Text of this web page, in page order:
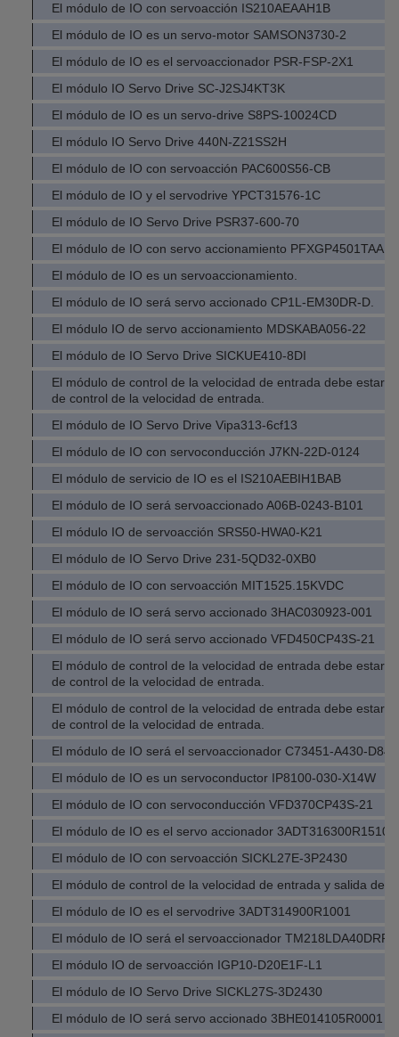
El módulo de IO con servoacción IS210AEAAH1B
El módulo de IO es un servo-motor SAMSON3730-2
El módulo de IO es el servoaccionador PSR-FSP-2X1
El módulo IO Servo Drive SC-J2SJ4KT3K
El módulo de IO es un servo-drive S8PS-10024CD
El módulo IO Servo Drive 440N-Z21SS2H
El módulo de IO con servoacción PAC600S56-CB
El módulo de IO y el servodrive YPCT31576-1C
El módulo de IO Servo Drive PSR37-600-70
El módulo de IO con servo accionamiento PFXGP4501TAA
El módulo de IO es un servoaccionamiento.
El módulo de IO será servo accionado CP1L-EM30DR-D.
El módulo IO de servo accionamiento MDSKABA056-22
El módulo de IO Servo Drive SICKUE410-8DI
El módulo de control de la velocidad de entrada debe estar
de control de la velocidad de entrada.
El módulo de IO Servo Drive Vipa313-6cf13
El módulo de IO con servoconducción J7KN-22D-0124
El módulo de servicio de IO es el IS210AEBIH1BAB
El módulo de IO será servoaccionado A06B-0243-B101
El módulo IO de servoacción SRS50-HWA0-K21
El módulo de IO Servo Drive 231-5QD32-0XB0
El módulo de IO con servoacción MIT1525.15KVDC
El módulo de IO será servo accionado 3HAC030923-001
El módulo de IO será servo accionado VFD450CP43S-21
El módulo de control de la velocidad de entrada debe estar
de control de la velocidad de entrada.
El módulo de control de la velocidad de entrada debe estar
de control de la velocidad de entrada.
El módulo de IO será el servoaccionador C73451-A430-D84
El módulo de IO es un servoconductor IP8100-030-X14W
El módulo de IO con servoconducción VFD370CP43S-21
El módulo de IO es el servo accionador 3ADT316300R1510
El módulo de IO con servoacción SICKL27E-3P2430
El módulo de control de la velocidad de entrada y salida del
El módulo de IO es el servodrive 3ADT314900R1001
El módulo de IO será el servoaccionador
El módulo IO de servoacción IGP10-D20E1F-L1
El módulo de IO Servo Drive SICKL27S-3D2430
El módulo de IO será servo accionado 3BHE014105R0001